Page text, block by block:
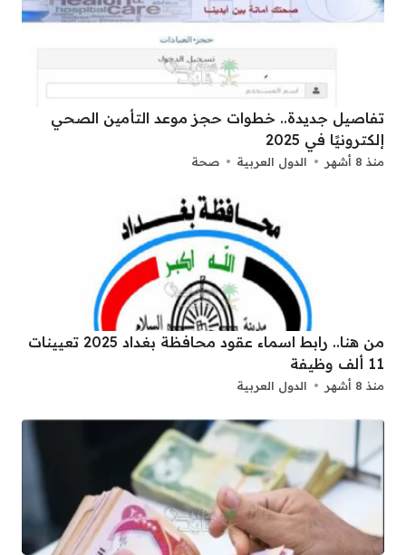
تفاصيل جديدة.. خطوات حجز موعد التأمين الصحي
إلكترونيًا في 2025
منذ 8 أشهر الدول العربية صحة
من هنا.. رابط اسماء عقود محافظة بغداد 2025 تعيينات
11 ألف وظيفة
منذ 8 أشهر الدول العربية